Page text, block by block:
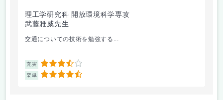
理工学研究科 開放環境科学専攻
武藤雅威先生
交通についての技術を勉強する...
充実 3.5
楽単 4.5